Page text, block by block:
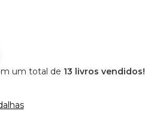
um total de 13 livros vendidos!